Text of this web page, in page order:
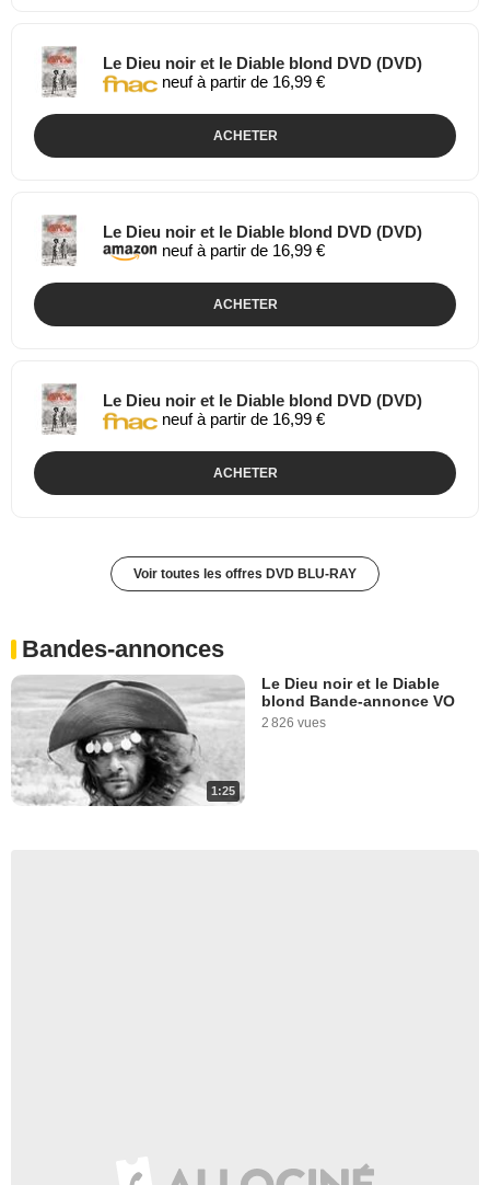
Le Dieu noir et le Diable blond DVD (DVD)
neuf à partir de 16,99 €
ACHETER
Le Dieu noir et le Diable blond DVD (DVD)
neuf à partir de 16,99 €
ACHETER
Le Dieu noir et le Diable blond DVD (DVD)
neuf à partir de 16,99 €
ACHETER
Voir toutes les offres DVD BLU-RAY
Bandes-annonces
1:25
Le Dieu noir et le Diable
blond Bande-annonce VO
2 826 vues